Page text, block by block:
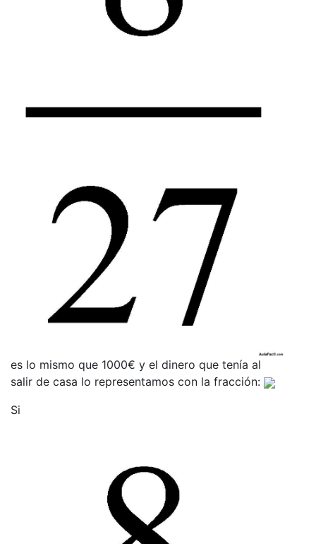
es lo mismo que 1000€ y el dinero que tenía al
salir de casa lo representamos con la fracción:
Si